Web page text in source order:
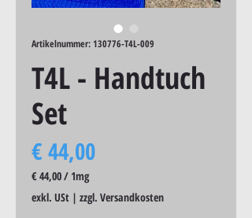
Artikelnummer: 130776-T4L-009
T4L - Handtuch
Set
€ 44,00Preis
€ 44,00/ 1mg
€ 44,00
pro
exkl. USt | zzgl. Versandkosten